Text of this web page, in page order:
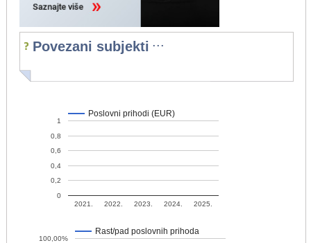
Povezani subjekti ...
Poslovni prihodi (EUR)
2021. 2022. 2023. 2024. 2025.
0
0,2
0,4
0,6
0,8
1
Rast/pad poslovnih prihoda
100,00%